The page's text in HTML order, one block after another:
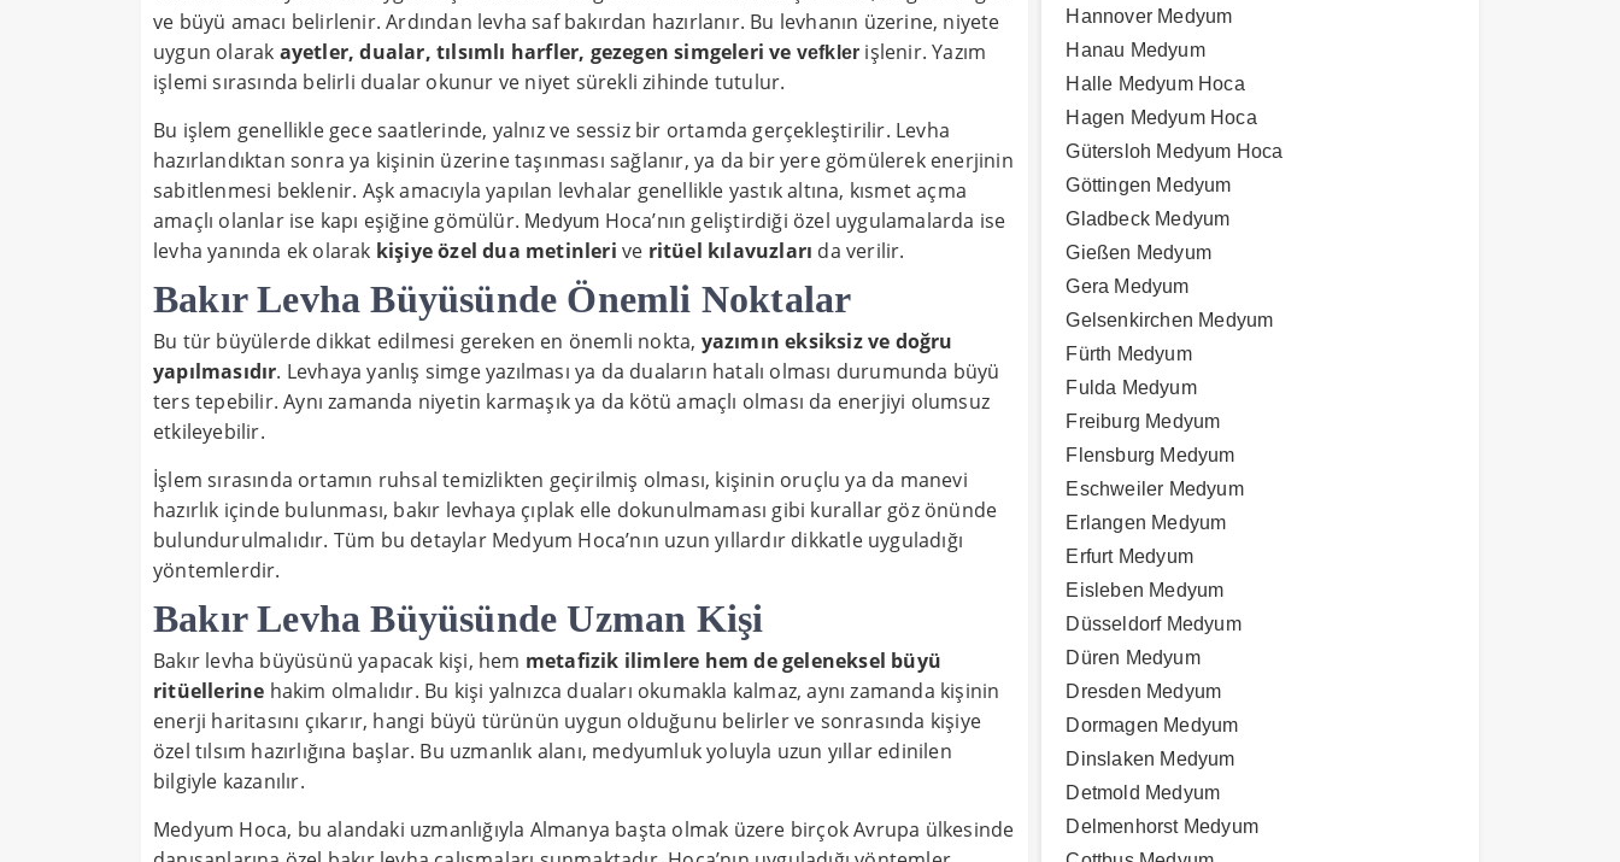
ve büyü amacı belirlenir. Ardından levha saf bakırdan hazırlanır. Bu levhanın üzerine, niyete
uygun olarak ayetler, dualar, tılsımlı harfler, gezegen simgeleri ve vefkler işlenir. Yazım
işlemi sırasında belirli dualar okunur ve niyet sürekli zihinde tutulur.
Bu işlem genellikle gece saatlerinde, yalnız ve sessiz bir ortamda gerçekleştirilir. Levha
hazırlandıktan sonra ya kişinin üzerine taşınması sağlanır, ya da bir yere gömülerek enerjinin
sabitlenmesi beklenir. Aşk amacıyla yapılan levhalar genellikle yastık altına, kısmet açma
amaçlı olanlar ise kapı eşiğine gömülür. Medyum Hoca’nın geliştirdiği özel uygulamalarda ise
levha yanında ek olarak kişiye özel dua metinleri ve ritüel kılavuzları da verilir.
Bakır Levha Büyüsünde Önemli Noktalar
Bu tür büyülerde dikkat edilmesi gereken en önemli nokta, yazımın eksiksiz ve doğru
yapılmasıdır. Levhaya yanlış simge yazılması ya da duaların hatalı olması durumunda büyü
ters tepebilir. Aynı zamanda niyetin karmaşık ya da kötü amaçlı olması da enerjiyi olumsuz
etkileyebilir.
İşlem sırasında ortamın ruhsal temizlikten geçirilmiş olması, kişinin oruçlu ya da manevi
hazırlık içinde bulunması, bakır levhaya çıplak elle dokunulmaması gibi kurallar göz önünde
bulundurulmalıdır. Tüm bu detaylar Medyum Hoca’nın uzun yıllardır dikkatle uyguladığı
yöntemlerdir.
Bakır Levha Büyüsünde Uzman Kişi
Bakır levha büyüsünü yapacak kişi, hem metafizik ilimlere hem de geleneksel büyü
ritüellerine hakim olmalıdır. Bu kişi yalnızca duaları okumakla kalmaz, aynı zamanda kişinin
enerji haritasını çıkarır, hangi büyü türünün uygun olduğunu belirler ve sonrasında kişiye
özel tılsım hazırlığına başlar. Bu uzmanlık alanı, medyumluk yoluyla uzun yıllar edinilen
bilgiyle kazanılır.
Medyum Hoca, bu alandaki uzmanlığıyla Almanya başta olmak üzere birçok Avrupa ülkesinde
Hannover Medyum
Hanau Medyum
Halle Medyum Hoca
Hagen Medyum Hoca
Gütersloh Medyum Hoca
Göttingen Medyum
Gladbeck Medyum
Gießen Medyum
Gera Medyum
Gelsenkirchen Medyum
Fürth Medyum
Fulda Medyum
Freiburg Medyum
Flensburg Medyum
Eschweiler Medyum
Erlangen Medyum
Erfurt Medyum
Eisleben Medyum
Düsseldorf Medyum
Düren Medyum
Dresden Medyum
Dormagen Medyum
Dinslaken Medyum
Detmold Medyum
Delmenhorst Medyum